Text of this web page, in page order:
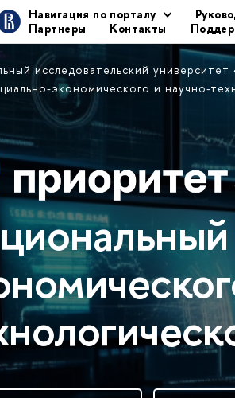
Навигация по порталу
Партнеры
Контакты
исследовательский
экономического и научно-